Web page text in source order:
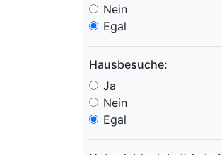
Nein
Egal
Hausbesuche:
Ja
Nein
Egal